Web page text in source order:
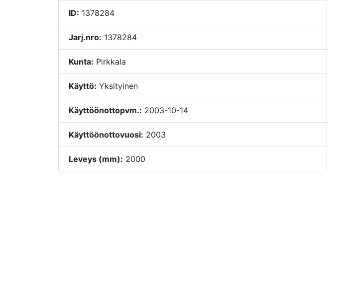
ID: 1378284
Jarj.nro: 1378284
Kunta: Pirkkala
Käyttö: Yksityinen
Käyttöönottopvm.: 2003-10-14
Käyttöönottovuosi: 2003
Leveys (mm): 2000